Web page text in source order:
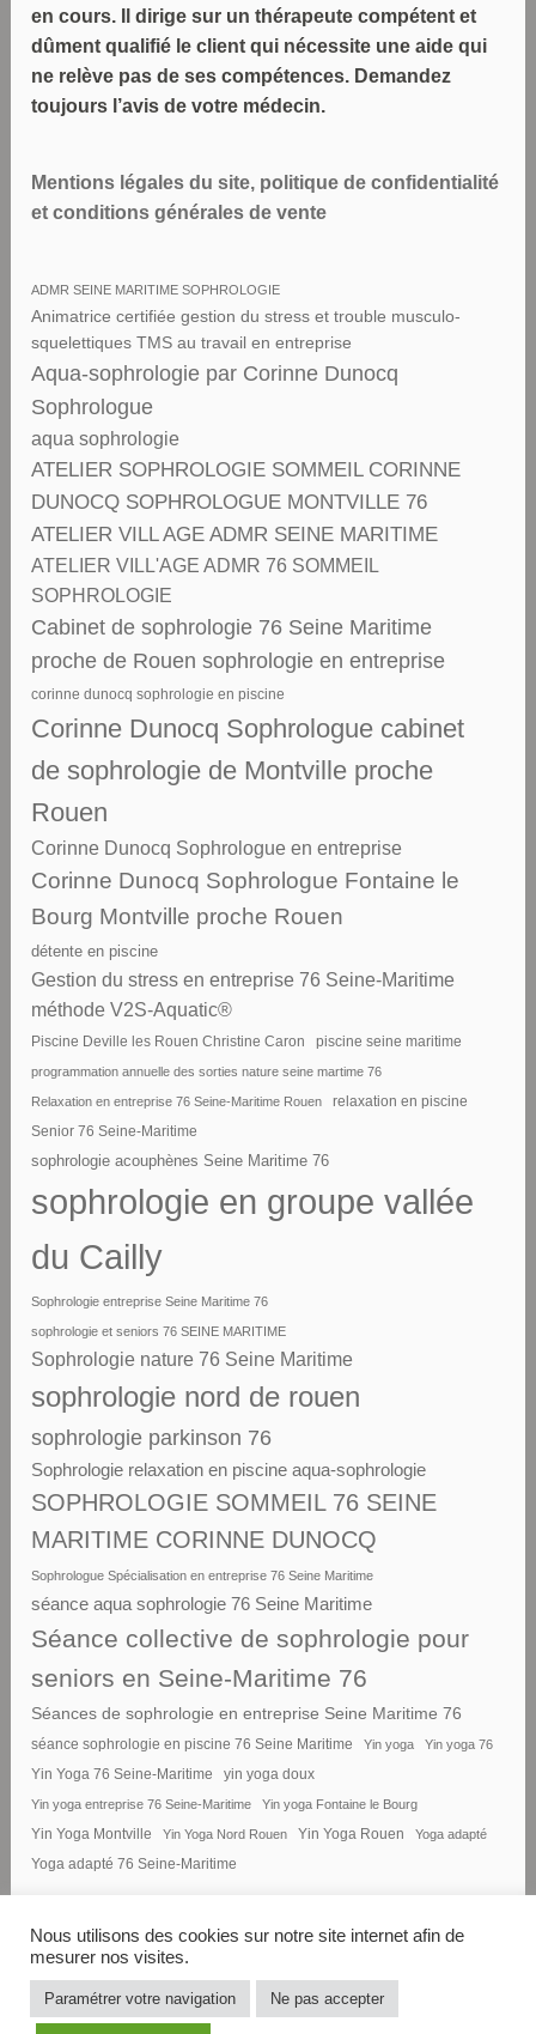
en cours. Il dirige sur un thérapeute compétent et
dûment qualifié le client qui nécessite une aide qui
ne relève pas de ses compétences. Demandez
toujours l’avis de votre médecin.
Mentions légales du site, politique de confidentialité
et conditions générales de vente
ADMR SEINE MARITIME SOPHROLOGIE
Animatrice certifiée gestion du stress et trouble musculo-
squelettiques TMS au travail en entreprise
Aqua-sophrologie par Corinne Dunocq
Sophrologue
aqua sophrologie
ATELIER SOPHROLOGIE SOMMEIL CORINNE
DUNOCQ SOPHROLOGUE MONTVILLE 76
ATELIER VILL AGE ADMR SEINE MARITIME
ATELIER VILL'AGE ADMR 76 SOMMEIL
SOPHROLOGIE
Cabinet de sophrologie 76 Seine Maritime
proche de Rouen sophrologie en entreprise
corinne dunocq sophrologie en piscine
Corinne Dunocq Sophrologue cabinet
de sophrologie de Montville proche
Rouen
Corinne Dunocq Sophrologue en entreprise
Corinne Dunocq Sophrologue Fontaine le
Bourg Montville proche Rouen
détente en piscine
Gestion du stress en entreprise 76 Seine-Maritime
méthode V2S-Aquatic®
Piscine Deville les Rouen Christine Caron piscine seine maritime
programmation annuelle des sorties nature seine martime 76
Relaxation en entreprise 76 Seine-Maritime Rouen relaxation en piscine
Senior 76 Seine-Maritime
sophrologie acouphènes Seine Maritime 76
sophrologie en groupe vallée
du Cailly
Sophrologie entreprise Seine Maritime 76
sophrologie et seniors 76 SEINE MARITIME
Sophrologie nature 76 Seine Maritime
sophrologie nord de rouen
sophrologie parkinson 76
Sophrologie relaxation en piscine aqua-sophrologie
SOPHROLOGIE SOMMEIL 76 SEINE
MARITIME CORINNE DUNOCQ
Sophrologue Spécialisation en entreprise 76 Seine Maritime
séance aqua sophrologie 76 Seine Maritime
Séance collective de sophrologie pour
seniors en Seine-Maritime 76
Séances de sophrologie en entreprise Seine Maritime 76
séance sophrologie en piscine 76 Seine Maritime Yin yoga Yin yoga 76
Yin Yoga 76 Seine-Maritime yin yoga doux
Yin yoga entreprise 76 Seine-Maritime Yin yoga Fontaine le Bourg
Yin Yoga Montville Yin Yoga Nord Rouen Yin Yoga Rouen Yoga adapté
Yoga adapté 76 Seine-Maritime
FIÈREMENT PROPULSÉ PAR
WORDPRESS
| THÈME : DARA PAR
Nous utilisons des cookies sur notre site internet afin de
mesurer nos visites.
Paramétrer votre navigation Ne pas accepter